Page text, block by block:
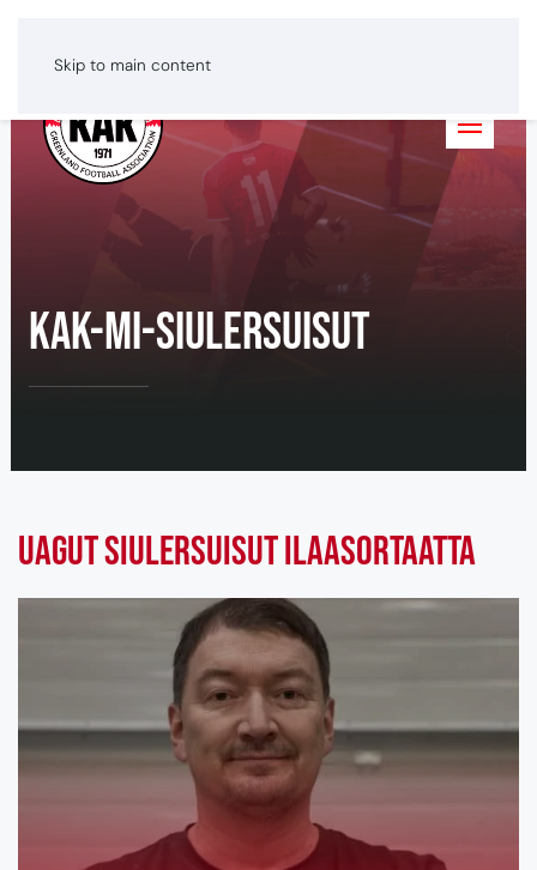
Skip to main content
Greenlandic
KAK-mi-siulersuisut
Uagut siulersuisut ilaasortaatta